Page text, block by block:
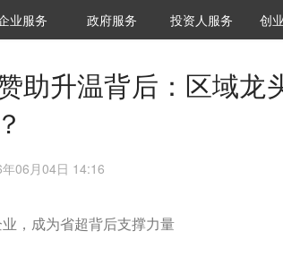
研究院
业服务 城市之窗
政府服务 VClub投资机构库
投资机构职位推介
投资人服务 创
创
助升温背后：区域龙
06月04日 14:16
，成为省超背后支撑力量